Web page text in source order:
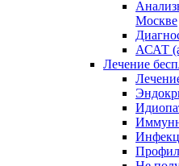
Москве
АСАТ
Лечение